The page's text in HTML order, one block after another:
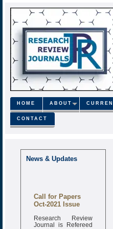
HOME ABOUT
CONTACT
News & Updates
Call for Papers
Oct-2021 Issue
Research Review
Journal is Refereed